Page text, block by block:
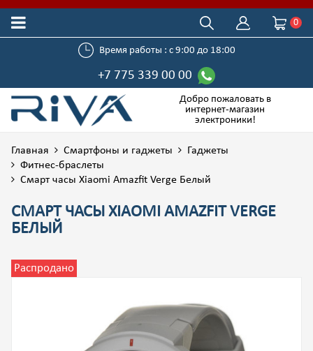
0
Время работы : с 9:00 до 18:00
+7 775 339 00 00
Добро пожаловать в
интернет-магазин
электроники!
Главная Смартфоны и гаджеты
Гаджеты
Фитнес-браслеты
Смарт часы Xiaomi Amazfit Verge Белый
СМАРТ ЧАСЫ XIAOMI AMAZFIT VERGE
БЕЛЫЙ
Распродано